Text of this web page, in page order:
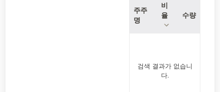
주주
명
비
율
수량
검색 결과가 없습니
다.